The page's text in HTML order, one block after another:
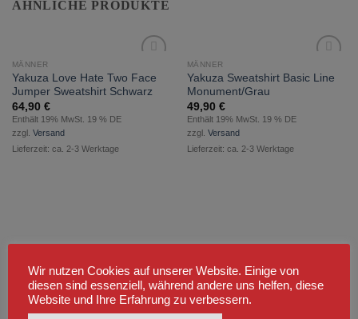
ÄHNLICHE PRODUKTE
zur
Wunschliste
hinzufügen
MÄNNER
Yakuza Love Hate Two Face
Jumper Sweatshirt Schwarz
64,90 €
Enthält 19% MwSt. 19 % DE
zzgl. Versand
Lieferzeit: ca. 2-3 Werktage
zur
Wunschliste
MÄNNER
Yakuza Sweatshirt Basic Line
Monument/Grau
49,90 €
Enthält 19% MwSt. 19 % DE
zzgl. Versand
Lieferzeit: ca. 2-3 Werktage
Wir nutzen Cookies auf unserer Website. Einige von
diesen sind essenziell, während andere uns helfen, diese
Website und Ihre Erfahrung zu verbessern.